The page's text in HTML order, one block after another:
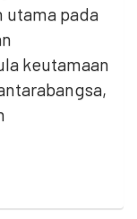
utama pada
keutamaan